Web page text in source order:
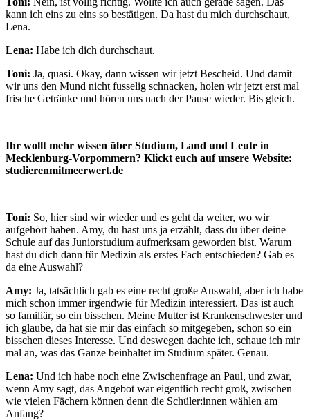
kann ich eins zu eins so bestätigen. Da hast du mich durchschaut,
Lena.
Lena: Habe ich dich durchschaut.
Toni: Ja, quasi. Okay, dann wissen wir jetzt Bescheid. Und damit
wir uns den Mund nicht fusselig schnacken, holen wir jetzt erst mal
frische Getränke und hören uns nach der Pause wieder. Bis gleich.
Ihr wollt mehr wissen über Studium, Land und Leute in
Mecklenburg-Vorpommern? Klickt euch auf unsere Website:
studierenmitmeerwert.de
Toni: So, hier sind wir wieder und es geht da weiter, wo wir
aufgehört haben. Amy, du hast uns ja erzählt, dass du über deine
Schule auf das Juniorstudium aufmerksam geworden bist. Warum
hast du dich dann für Medizin als erstes Fach entschieden? Gab es
da eine Auswahl?
Amy: Ja, tatsächlich gab es eine recht große Auswahl, aber ich habe
mich schon immer irgendwie für Medizin interessiert. Das ist auch
so familiär, so ein bisschen. Meine Mutter ist Krankenschwester und
ich glaube, da hat sie mir das einfach so mitgegeben, schon so ein
bisschen dieses Interesse. Und deswegen dachte ich, schaue ich mir
mal an, was das Ganze beinhaltet im Studium später. Genau.
Lena: Und ich habe noch eine Zwischenfrage an Paul, und zwar,
wenn Amy sagt, das Angebot war eigentlich recht groß, zwischen
wie vielen Fächern können denn die Schüler:innen wählen am
Anfang?